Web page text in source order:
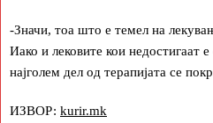
-Значи, тоа што е темел на
Иако и лековите кои недостигаат е
најголем дел од терапијата се
ИЗВОР: kurir.mk